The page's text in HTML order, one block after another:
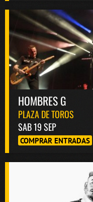
HOMBRES G
PLAZA DE TOROS
SAB 19 SEP
COMPRAR ENTRADAS